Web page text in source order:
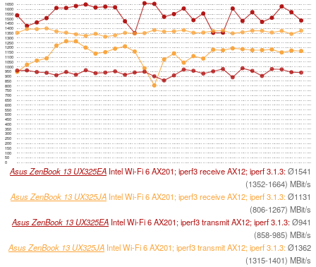
0
50
100
150
200
250
300
350
400
450
500
550
600
650
700
750
800
850
900
950
1000
1050
1100
1150
1200
1250
1300
1350
1400
1450
1500
1550
1600
1650
Asus ZenBook 13 UX325EA Intel Wi-Fi 6 AX201; iperf3 receive AX12; iperf 3.1.3:Ø1541
(1352-1664) MBit/s
Asus ZenBook 13 UX325JA Intel Wi-Fi 6 AX201; iperf3 receive AX12; iperf 3.1.3:Ø1131
(806-1267) MBit/s
Asus ZenBook 13 UX325EA Intel Wi-Fi 6 AX201; iperf3 transmit AX12; iperf 3.1.3:Ø941
(858-985) MBit/s
Asus ZenBook 13 UX325JA Intel Wi-Fi 6 AX201; iperf3 transmit AX12; iperf 3.1.3:Ø1362
(1315-1401) MBit/s